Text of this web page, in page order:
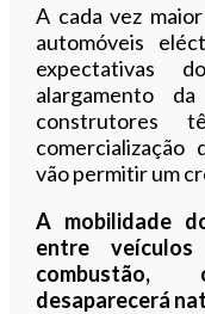
A cada vez
automóveis
expectativas
alargamento
construtores
comercialização
vão permitir um
A mobilidade
entre
desaparecerá